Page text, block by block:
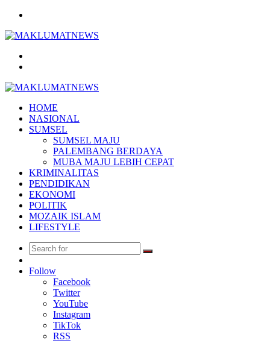
HOME
NASIONAL
SUMSEL
SUMSEL MAJU
PALEMBANG BERDAYA
MUBA MAJU LEBIH CEPAT
KRIMINALITAS
PENDIDIKAN
EKONOMI
POLITIK
MOZAIK ISLAM
LIFESTYLE
Search
Article
Follow
Facebook
Twitter
YouTube
Instagram
TikTok
RSS